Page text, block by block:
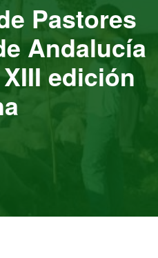
Pastores
Andalucía
edición